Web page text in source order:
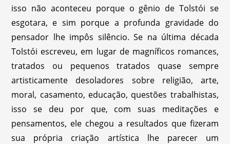
isso não aconteceu porque o gênio de Tolstói se
esgotara, e sim porque a profunda gravidade do
pensador lhe impôs silêncio. Se na última década
Tolstói escreveu, em lugar de magníficos romances,
tratados ou pequenos tratados quase sempre
artisticamente desoladores sobre religião, arte,
moral, casamento, educação, questões trabalhistas,
isso se deu por que, com suas meditações e
pensamentos, ele chegou a resultados que fizeram
sua própria criação artística lhe parecer um